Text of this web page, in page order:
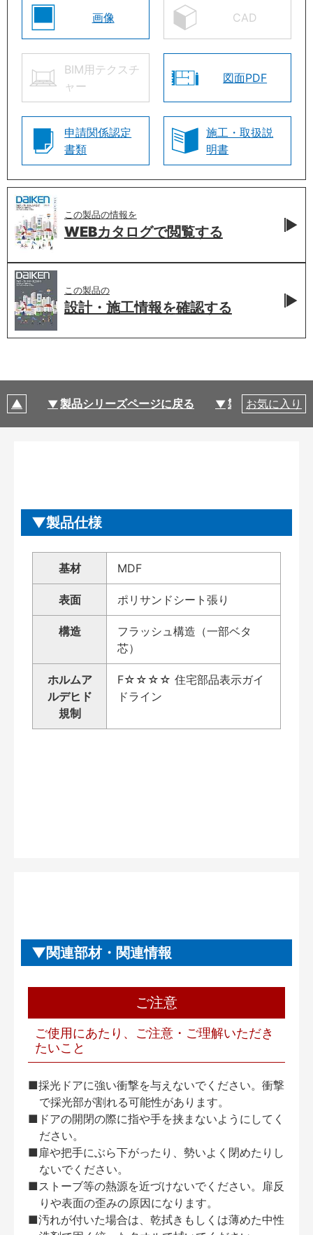
画像 CAD
BIM用テクスチ
ャー
図面PDF
申請関係認定
書類
施工・取扱説
明書
この製品の情報を
WEBカタログで閲覧する
この製品の
設計・施工情報を確認する
製品シリーズページに戻る 製品仕様
お気に入り
製品仕様
基材 MDF
表面 ポリサンドシート張り
構造
フラッシュ構造（一部ベタ
芯）
ホルムア
ルデヒド
規制
F☆☆☆☆ 住宅部品表示ガイ
ドライン
関連部材・関連情報
ご注意
ご使用にあたり、ご注意・ご理解いただき
たいこと
■採光ドアに強い衝撃を与えないでください。衝撃
で採光部が割れる可能性があります。
■ドアの開閉の際に指や手を挟まないようにしてく
ださい。
■扉や把手にぶら下がったり、勢いよく閉めたりし
ないでください。
■ストーブ等の熱源を近づけないでください。扉反
りや表面の歪みの原因になります。
■汚れが付いた場合は、乾拭きもしくは薄めた中性